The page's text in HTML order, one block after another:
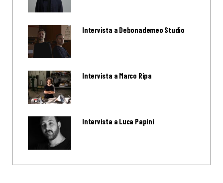
Intervista a Debonademeo Studio
Intervista a Marco Ripa
Intervista a Luca Papini